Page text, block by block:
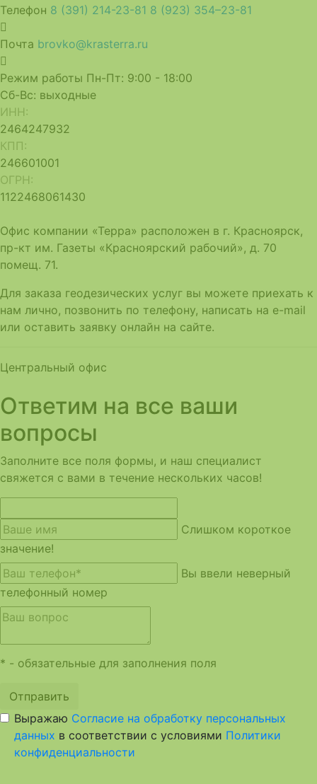
Телефон 8 (391) 214-23-81 8 (923) 354–23-81
Почта brovko@krasterra.ru
Режим работы Пн-Пт: 9:00 - 18:00
Сб-Вс: выходные
ИНН:
2464247932
КПП:
246601001
ОГРН:
1122468061430
Офис компании «Терра» расположен в г. Красноярск,
пр-кт им. Газеты «Красноярский рабочий», д. 70
помещ. 71.
Для заказа геодезических услуг вы можете приехать к
нам лично, позвонить по телефону, написать на e-mail
или оставить заявку онлайн на сайте.
Центральный офис
Ответим на все ваши
вопросы
Заполните все поля формы, и наш специалист
свяжется с вами в течение нескольких часов!
Слишком короткое
значение!
Вы ввели неверный
телефонный номер
* - обязательные для заполнения поля
Отправить
Выражаю Согласие на обработку персональных
данных в соответствии с условиями Политики
конфиденциальности